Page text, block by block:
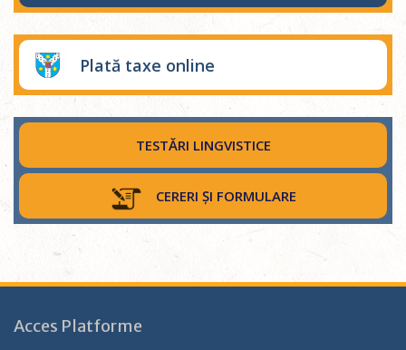
Plată taxe online
TESTĂRI LINGVISTICE
CERERI ȘI FORMULARE
Acces Platforme